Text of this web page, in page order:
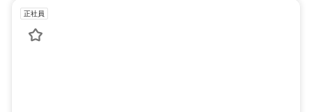
正社員